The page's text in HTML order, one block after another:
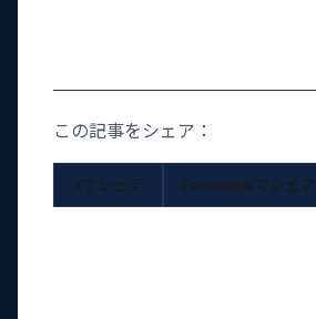
この記事をシェア：
Xでシェア Facebookでシェア